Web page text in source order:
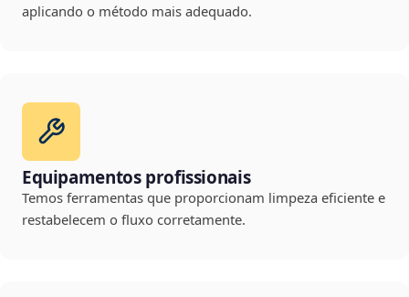
aplicando o método mais adequado.
Equipamentos profissionais
Temos ferramentas que proporcionam limpeza eficiente e
restabelecem o fluxo corretamente.